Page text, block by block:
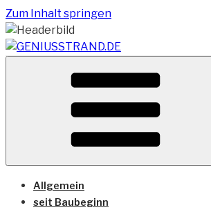
Zum Inhalt springen
Vom Geniusstrand zum
Allgemein
seit Baubeginn